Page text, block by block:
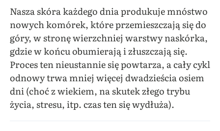
Nasza skóra każdego dnia produkuje mnóstwo
nowych komórek, które przemieszczają się do
góry, w stronę wierzchniej warstwy naskórka,
gdzie w końcu obumierają i złuszczają się.
Proces ten nieustannie się powtarza, a cały cykl
odnowy trwa mniej więcej dwadzieścia osiem
dni (choć z wiekiem, na skutek złego trybu
życia, stresu, itp. czas ten się wydłuża).